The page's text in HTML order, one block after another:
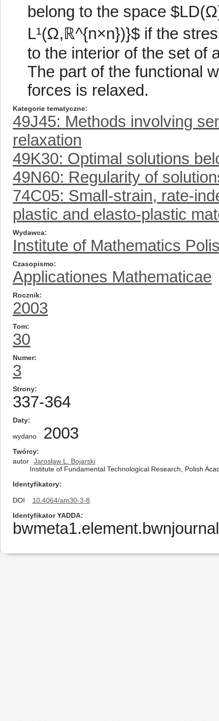
belong to the space
L¹(Ω,ℝ^{n×n})}$ if the
to the interior of the set of
The part of the functional
forces is relaxed.
Kategorie tematyczne
49J45: Methods involving
relaxation
49K30: Optimal solutions
49N60: Regularity of
74C05: Small-strain, rate-
plastic and elasto-plastic
Wydawca
Institute of Mathematics
Czasopismo
Applicationes Mathematicae
Rocznik
2003
Tom
30
Numer
3
Strony
337-364
Daty
wydano 2003
Twórcy
autor
Jarosław L. Bojarski
Institute of Fundamental Technological Research, Polish
Identyfikatory
DOI
10.4064/am30-3-8
Identyfikator YADDA